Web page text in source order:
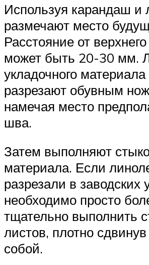
Используя карандаш и
размечают место
Расстояние от
может быть 20-30 мм.
укладочного материала
разрезают обувным
намечая место
шва.
Затем выполняют
материала. Если
разрезали в заводских
необходимо просто
тщательно выполнить
листов, плотно
собой.